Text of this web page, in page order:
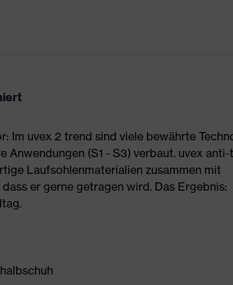
Im uvex 2 trend sind viele bewährte
(S1 - S3) verbaut. uvex
Laufsohlenmaterialien zusammen mit
er gerne getragen wird. Das Ergebnis: